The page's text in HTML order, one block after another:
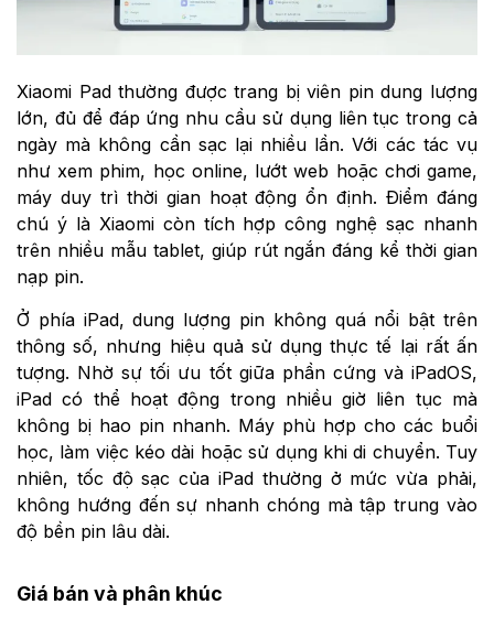
Xiaomi Pad thường được trang bị viên pin dung lượng
lớn, đủ để đáp ứng nhu cầu sử dụng liên tục trong cả
ngày mà không cần sạc lại nhiều lần. Với các tác vụ
như xem phim, học online, lướt web hoặc chơi game,
máy duy trì thời gian hoạt động ổn định. Điểm đáng
chú ý là Xiaomi còn tích hợp công nghệ sạc nhanh
trên nhiều mẫu tablet, giúp rút ngắn đáng kể thời gian
nạp pin.
Ở phía iPad, dung lượng pin không quá nổi bật trên
thông số, nhưng hiệu quả sử dụng thực tế lại rất ấn
tượng. Nhờ sự tối ưu tốt giữa phần cứng và iPadOS,
iPad có thể hoạt động trong nhiều giờ liên tục mà
không bị hao pin nhanh. Máy phù hợp cho các buổi
học, làm việc kéo dài hoặc sử dụng khi di chuyển. Tuy
nhiên, tốc độ sạc của iPad thường ở mức vừa phải,
không hướng đến sự nhanh chóng mà tập trung vào
độ bền pin lâu dài.
Giá bán và phân khúc